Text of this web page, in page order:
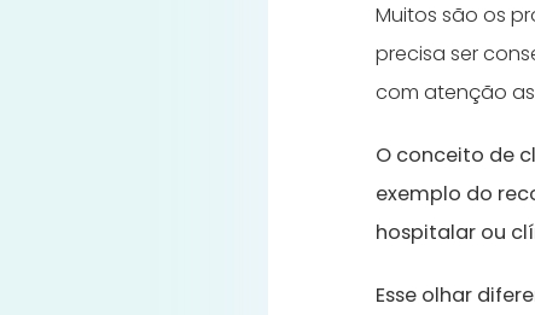
Muitos são os
precisa ser
com atenção as
O conceito de
exemplo do
hospitalar ou
Esse olhar